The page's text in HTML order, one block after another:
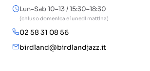
Lun–Sab 10–13 / 15:30–18:30
(chiuso domenica e lunedì mattina)
02 58 31 08 56
birdland@birdlandjazz.it